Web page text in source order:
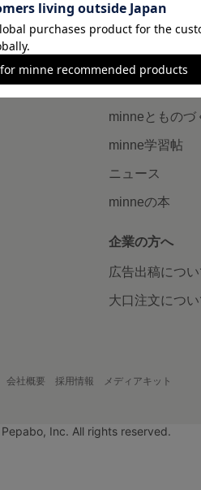
読みもの
minneとものづ
minne学習帖
ニュース
minneの本
企業の方へ
広告出稿につい
大口注文につい
会社概要 採用情報 メディアキット
Inc. All rights reserved.